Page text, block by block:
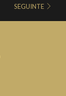
SEGUINTE